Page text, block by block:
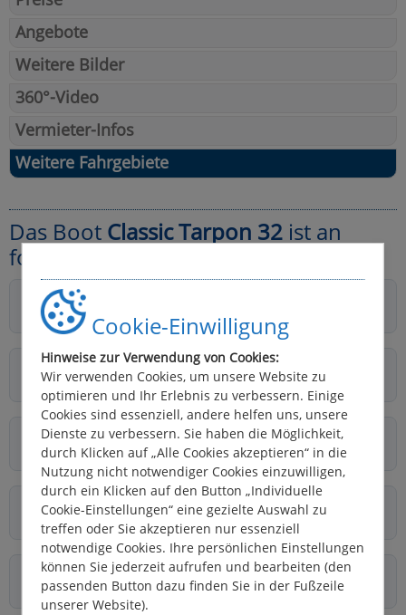
Cookie-Einwilligung
Hinweise zur Verwendung von Cookies:
Wir verwenden Cookies, um unsere Website zu
optimieren und Ihr Erlebnis zu verbessern. Einige
Cookies sind essenziell, andere helfen uns, unsere
Dienste zu verbessern. Sie haben die Möglichkeit,
durch Klicken auf „Alle Cookies akzeptieren“ in die
Nutzung nicht notwendiger Cookies einzuwilligen,
durch ein Klicken auf den Button „Individuelle
Cookie-Einstellungen“ eine gezielte Auswahl zu
treffen oder Sie akzeptieren nur essenziell
notwendige Cookies. Ihre persönlichen Einstellungen
können Sie jederzeit aufrufen und bearbeiten (den
passenden Button dazu finden Sie in der Fußzeile
unserer Website).
Angebote
Weitere Bilder
360°-Video
Vermieter-Infos
Weitere Fahrgebiete
Das Boot Classic Tarpon 32 ist an
folgenden Basen verfügbar:
Agde
Frankreich, Midi
Carcassonne
Frankreich, Midi
Carnon
Frankreich, Camargue
Châtillon-en-Bazois
Frankreich, Burgund
Chenillé Changé
Frankreich, Anjou